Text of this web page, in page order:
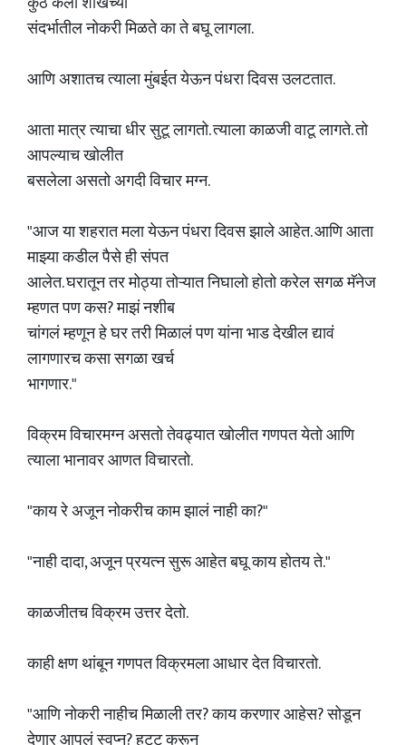
संदर्भातील नोकरी मिळते का ते बघू लागला.
आणि अशातच त्याला मुंबईत येऊन पंधरा दिवस उलटतात.
आता मात्र त्याचा धीर सुटू लागतो. त्याला काळजी वाटू लागते. तो
आपल्याच खोलीत
बसलेला असतो अगदी विचार मग्न.
"आज या शहरात मला येऊन पंधरा दिवस झाले आहेत. आणि आता
माझ्या कडील पैसे ही संपत
आलेत. घरातून तर मोठ्या तोऱ्यात निघालो होतो करेल सगळ मॅनेज
म्हणत पण कस? माझं नशीब
चांगलं म्हणून हे घर तरी मिळालं पण यांना भाड देखील द्यावं
लागणारच कसा सगळा खर्च
भागणार."
विक्रम विचारमग्न असतो तेवढ्यात खोलीत गणपत येतो आणि
त्याला भानावर आणत विचारतो.
"काय रे अजून नोकरीच काम झालं नाही का?"
"नाही दादा, अजून प्रयत्न सुरू आहेत बघू काय होतय ते."
काळजीतच विक्रम उत्तर देतो.
काही क्षण थांबून गणपत विक्रमला आधार देत विचारतो.
"आणि नोकरी नाहीच मिळाली तर? काय करणार आहेस? सोडून